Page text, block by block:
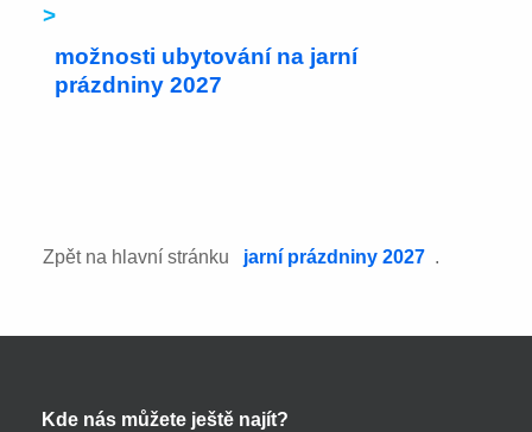
>
možnosti ubytování na jarní
prázdniny 2027
Zpět na hlavní stránku jarní prázdniny 2027 .
Kde nás můžete ještě najít?